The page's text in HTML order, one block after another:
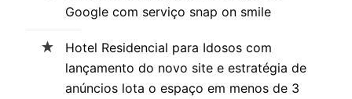
Google com serviço snap on smile
Hotel Residencial para Idosos com
lançamento do novo site e estratégia de
anúncios lota o espaço em menos de 3